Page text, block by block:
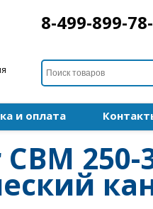
8-499-899-
и оплата
250-